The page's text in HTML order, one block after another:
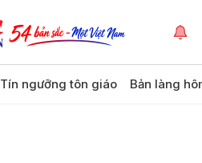
Tín ngưỡng tôn giáo Bản làng